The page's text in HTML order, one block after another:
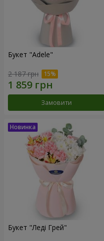
Букет "Adele"
2 187 грн
Замовити
Букет "Леді Грей"